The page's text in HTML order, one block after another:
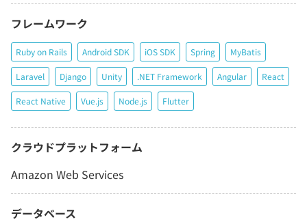
フレームワーク
Ruby on Rails Android SDK iOS SDK Spring MyBatis
Laravel Django Unity .NET Framework Angular React
React Native Vue.js Node.js Flutter
クラウドプラットフォーム
Amazon Web Services
データベース